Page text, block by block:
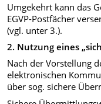
Umgekehrt kann das
EGVP-Postfächer
(vgl. unter 3.).
2. Nutzung eines
Nach der Vorstellung
elektronischen
über sog. sichere